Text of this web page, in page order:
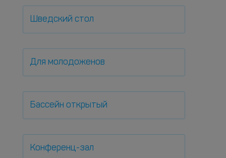
Шведский стол
Для молодоженов
Бассейн открытый
Конференц-зал